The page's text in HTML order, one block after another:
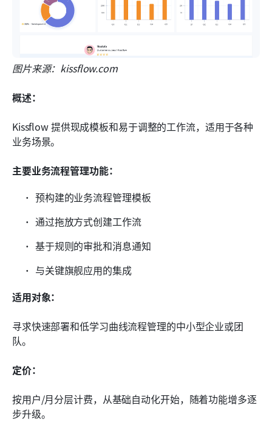
图片来源：kissflow.com
概述：
Kissflow 提供现成模板和易于调整的工作流，适用于各种
业务场景。
主要业务流程管理功能：
预构建的业务流程管理模板
通过拖放方式创建工作流
基于规则的审批和消息通知
与关键旗舰应用的集成
适用对象：
寻求快速部署和低学习曲线流程管理的中小型企业或团
队。
定价：
按用户/月分层计费，从基础自动化开始，随着功能增多逐
步升级。